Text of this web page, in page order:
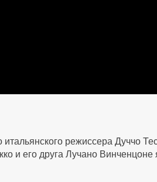
режиссера Дуччо
и его друга Лучано